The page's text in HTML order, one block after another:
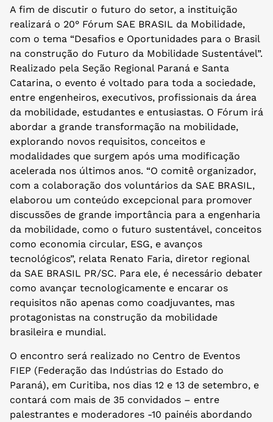
A fim de discutir o futuro do setor, a instituição
realizará o 20° Fórum SAE BRASIL da Mobilidade,
com o tema “Desafios e Oportunidades para o Brasil
na construção do Futuro da Mobilidade Sustentável”.
Realizado pela Seção Regional Paraná e Santa
Catarina, o evento é voltado para toda a sociedade,
entre engenheiros, executivos, profissionais da área
da mobilidade, estudantes e entusiastas. O Fórum irá
abordar a grande transformação na mobilidade,
explorando novos requisitos, conceitos e
modalidades que surgem após uma modificação
acelerada nos últimos anos. “O comitê organizador,
com a colaboração dos voluntários da SAE BRASIL,
elaborou um conteúdo excepcional para promover
discussões de grande importância para a engenharia
da mobilidade, como o futuro sustentável, conceitos
como economia circular, ESG, e avanços
tecnológicos”, relata Renato Faria, diretor regional
da SAE BRASIL PR/SC. Para ele, é necessário debater
como avançar tecnologicamente e encarar os
requisitos não apenas como coadjuvantes, mas
protagonistas na construção da mobilidade
brasileira e mundial.
O encontro será realizado no Centro de Eventos
FIEP (Federação das Indústrias do Estado do
Paraná), em Curitiba, nos dias 12 e 13 de setembro, e
contará com mais de 35 convidados – entre
palestrantes e moderadores -10 painéis abordando